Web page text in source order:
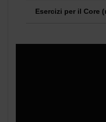
Esercizi per il Core